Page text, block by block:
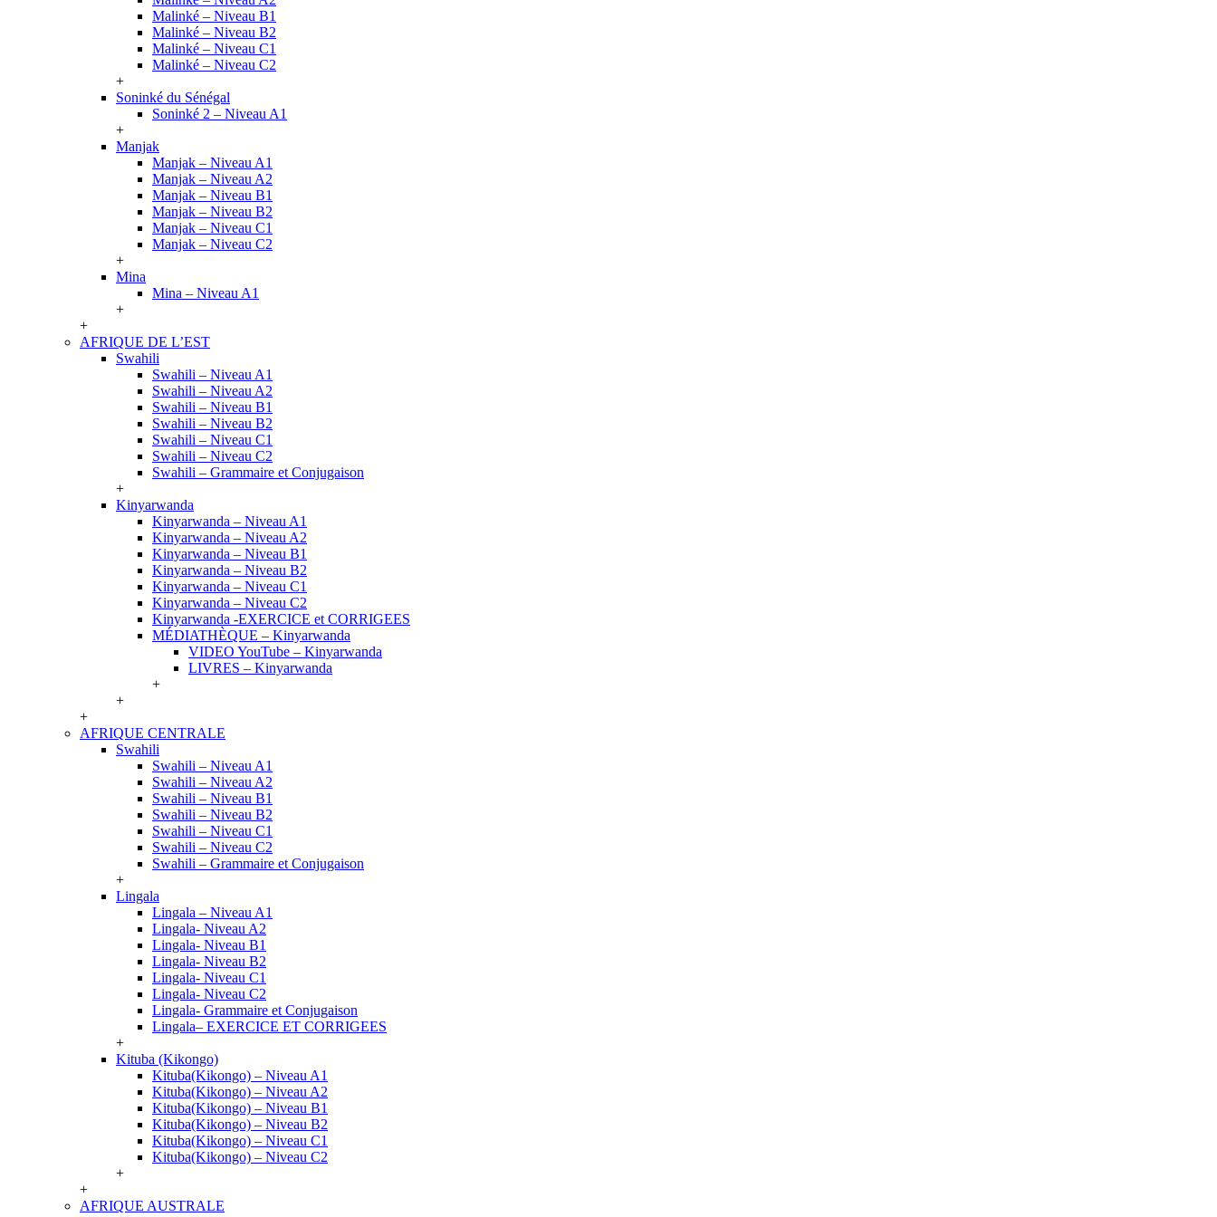
Malinké – Niveau B1
Malinké – Niveau B2
Malinké – Niveau C1
Malinké – Niveau C2
+
Soninké du Sénégal
Soninké 2 – Niveau A1
+
Manjak
Manjak – Niveau A1
Manjak – Niveau A2
Manjak – Niveau B1
Manjak – Niveau B2
Manjak – Niveau C1
Manjak – Niveau C2
+
Mina
Mina – Niveau A1
+
+
AFRIQUE DE L’EST
Swahili
Swahili – Niveau A1
Swahili – Niveau A2
Swahili – Niveau B1
Swahili – Niveau B2
Swahili – Niveau C1
Swahili – Niveau C2
Swahili – Grammaire et Conjugaison
+
Kinyarwanda
Kinyarwanda – Niveau A1
Kinyarwanda – Niveau A2
Kinyarwanda – Niveau B1
Kinyarwanda – Niveau B2
Kinyarwanda – Niveau C1
Kinyarwanda – Niveau C2
Kinyarwanda -EXERCICE et CORRIGEES
MÉDIATHÈQUE – Kinyarwanda
VIDEO YouTube – Kinyarwanda
LIVRES – Kinyarwanda
+
+
+
AFRIQUE CENTRALE
Swahili
Swahili – Niveau A1
Swahili – Niveau A2
Swahili – Niveau B1
Swahili – Niveau B2
Swahili – Niveau C1
Swahili – Niveau C2
Swahili – Grammaire et Conjugaison
+
Lingala
Lingala – Niveau A1
Lingala- Niveau A2
Lingala- Niveau B1
Lingala- Niveau B2
Lingala- Niveau C1
Lingala- Niveau C2
Lingala- Grammaire et Conjugaison
Lingala– EXERCICE ET CORRIGEES
+
Kituba (Kikongo)
Kituba(Kikongo) – Niveau A1
Kituba(Kikongo) – Niveau A2
Kituba(Kikongo) – Niveau B1
Kituba(Kikongo) – Niveau B2
Kituba(Kikongo) – Niveau C1
Kituba(Kikongo) – Niveau C2
+
+
AFRIQUE AUSTRALE